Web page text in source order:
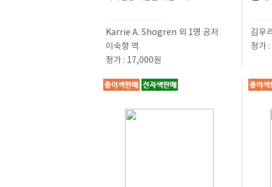
Karrie A. Shogren 외 1명 공저
이숙향 역
정가 : 17,000원
김우
정가